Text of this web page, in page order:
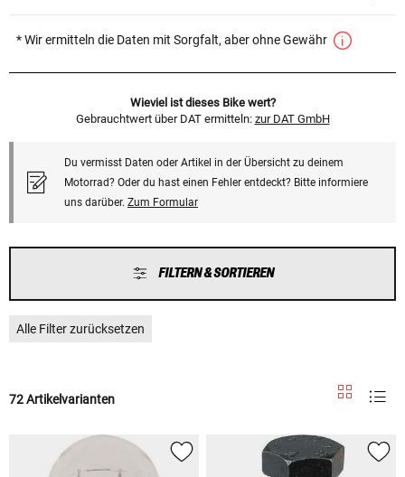
* Wir ermitteln die Daten mit Sorgfalt, aber ohne Gewähr
Wieviel ist dieses Bike wert?
Gebrauchtwert über DAT ermitteln: zur DAT GmbH
Du vermisst Daten oder Artikel in der Übersicht zu deinem
Motorrad? Oder du hast einen Fehler entdeckt? Bitte informiere
uns darüber. Zum Formular
FILTERN & SORTIEREN
Alle Filter zurücksetzen
72 Artikelvarianten